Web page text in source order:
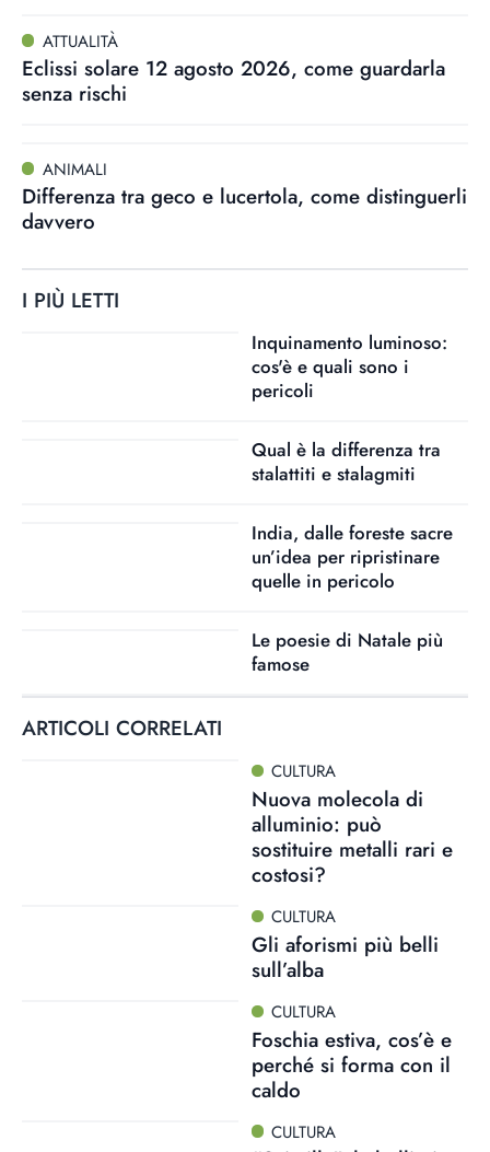
ATTUALITÀ
Eclissi solare 12 agosto 2026, come guardarla
senza rischi
ANIMALI
Differenza tra geco e lucertola, come distinguerli
davvero
I PIÙ LETTI
Inquinamento luminoso:
cos'è e quali sono i
pericoli
Qual è la differenza tra
stalattiti e stalagmiti
India, dalle foreste sacre
un’idea per ripristinare
quelle in pericolo
Le poesie di Natale più
famose
ARTICOLI CORRELATI
CULTURA
Nuova molecola di
alluminio: può
sostituire metalli rari e
costosi?
CULTURA
Gli aforismi più belli
sull’alba
CULTURA
Foschia estiva, cos’è e
perché si forma con il
caldo
CULTURA